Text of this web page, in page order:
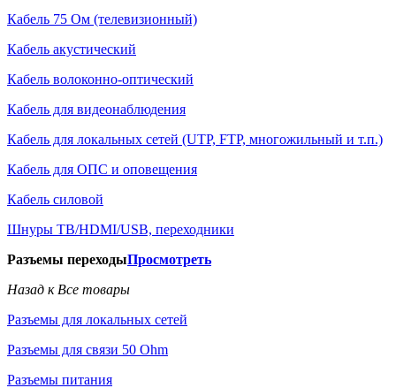
Кабель 75 Ом (телевизионный)
Кабель акустический
Кабель волоконно-оптический
Кабель для видеонаблюдения
Кабель для локальных сетей (UTP, FTP, многожильный и т.п.)
Кабель для ОПС и оповещения
Кабель силовой
Шнуры ТВ/HDMI/USB, переходники
Разъемы переходыПросмотреть
Назад к Все товары
Разъемы для локальных сетей
Разъемы для связи 50 Ohm
Разъемы питания